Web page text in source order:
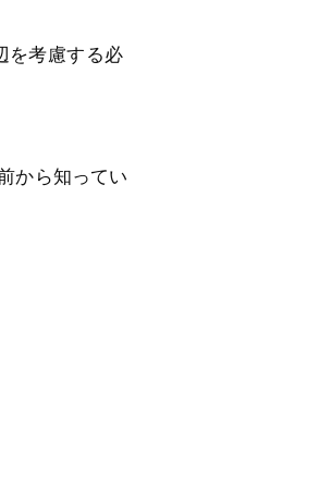
を考慮する必
から知ってい